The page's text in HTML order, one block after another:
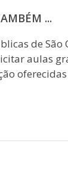
...
de São
aulas
oferecidas